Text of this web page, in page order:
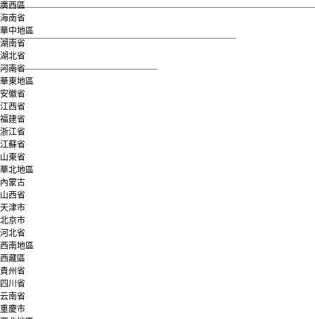
華北地區
西北地區
廣西區
海南省
華中地區
湖南省
湖北省
河南省
華東地區
安徽省
江西省
福建省
浙江省
江蘇省
山東省
華北地區
內蒙古
山西省
天津市
北京市
河北省
西南地區
西藏區
貴州省
四川省
云南省
重慶市